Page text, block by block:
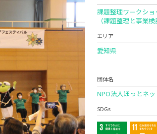
課題整理ワークショ
（課題整理と事業検
エリア
愛知県
団体名
NPO法人ほっとネ
SDGs